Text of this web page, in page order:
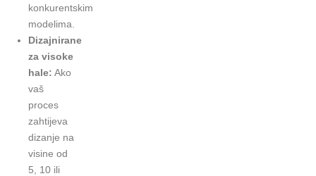
konkurentskim
modelima.
Dizajnirane
za visoke
hale: Ako
vaš
proces
zahtijeva
dizanje na
visine od
5, 10 ili